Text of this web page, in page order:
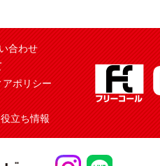
合わせ
アポリシー
立ち情報